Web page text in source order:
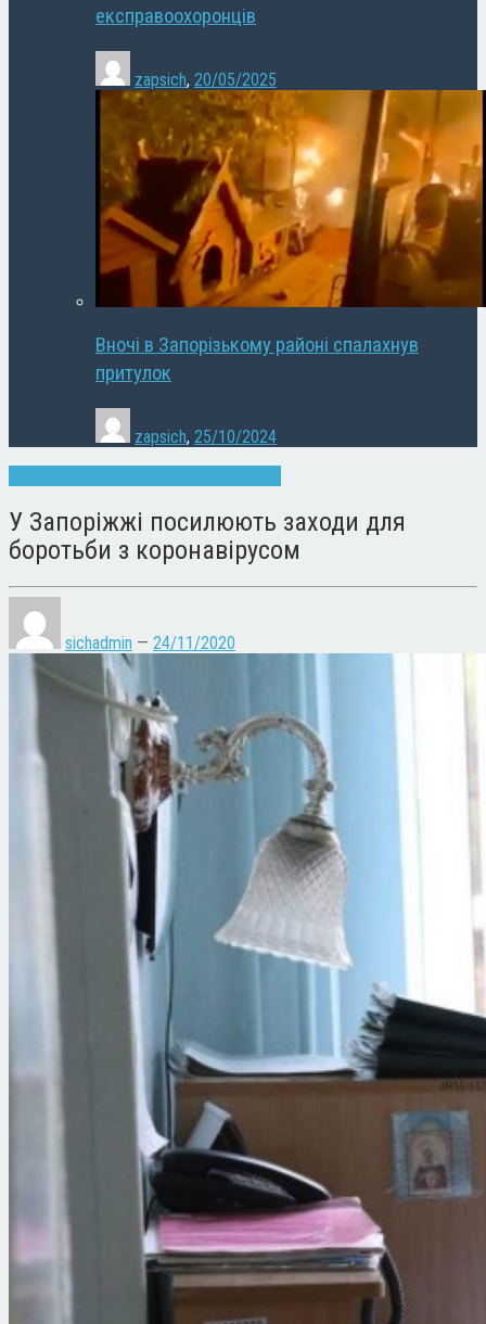
експравоохоронців
zapsich, 20/05/2025
Вночі в Запорізькому районі спалахнув
притулок
zapsich, 25/10/2024
У Запоріжжі посилюють заходи для
боротьби з коронавірусом
sichadmin — 24/11/2020